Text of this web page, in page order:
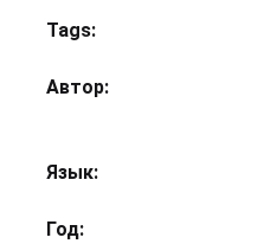
Tags:
Автор
Язык
Год